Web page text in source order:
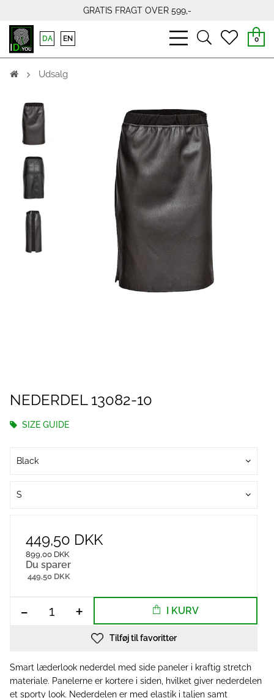
GRATIS FRAGT OVER 599,-
bars
light
searchheart
0
DA EN
Udsalg
NEDERDEL 13082-10
SIZE GUIDE
Black
S
449,50 DKK
899,00 DKK
Du sparer
449,50 DKK
- + I KURV
Tilføj til favoritter
Smart læderlook nederdel med side paneler i kraftig stretch
materiale. Panelerne er kortere i siden, hvilket giver nederdelen
et sporty look. Nederdelen er med elastik i taljen samt